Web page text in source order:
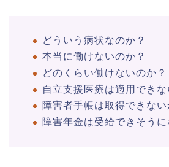
どういう病状なのか？
本当に働けないのか？
どのくらい働けないのか？
自立支援医療は適用できな
障害者手帳は取得できない
障害年金は受給できそうに